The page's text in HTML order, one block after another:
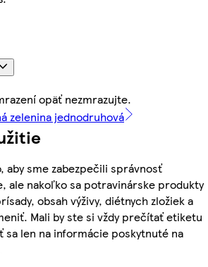
opäť nezmrazujte.
zelenina jednodruhová
aby sme zabezpečili správnosť
ale nakoľko sa potravinárske produkty
obsah výživy, diétnych zložiek a
Mali by ste si vždy prečítať etiketu
sa len na informácie poskytnuté na